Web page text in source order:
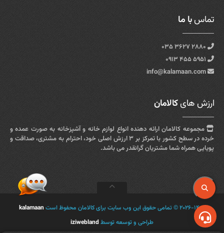
تماسبا ما
info@kalamaan.com
ارزش هایکالامان
مجموعه کالامان ارائه دهنده انواع لوازم خانه و آشپزخانه به صورت عمده و
خرده در سطح کشور با تمرکز بر ۳ ارزش اصلی خود، احترام به مشتری، صداقت و
پویایی همراه شما مشتریان گرانقدر می باشد.
۲۰۲۶-۱۴۰۵ © تمامی حقوق این وب سایت برای کالامان محفوظ است
kalamaan
طراحی و توسعه توسط iziwebland